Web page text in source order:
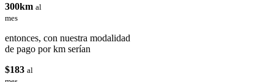
300km al
mes
entonces, con nuestra modalidad
de pago por km serían
$183 al